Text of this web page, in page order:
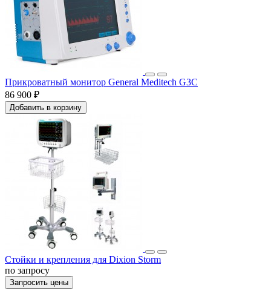
Прикроватный монитор General Meditech G3C
86 900 ₽
Добавить в корзину
Стойки и крепления для Dixion Storm
по запросу
Запросить цены